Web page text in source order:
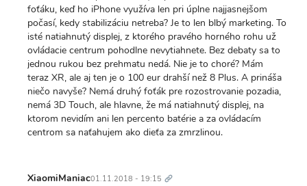
foťáku, keď ho iPhone využíva len pri úplne najjasnejšom
počasí, kedy stabilizáciu netreba? Je to len blbý marketing. To
isté natiahnutý displej, z ktorého pravého horného rohu už
ovládacie centrum pohodlne nevytiahnete. Bez debaty sa to
jednou rukou bez prehmatu nedá. Nie je to choré? Mám
teraz XR, ale aj ten je o 100 eur drahší než 8 Plus. A prináša
niečo navyše? Nemá druhý foťák pre rozostrovanie pozadia,
nemá 3D Touch, ale hlavne, že má natiahnutý displej, na
ktorom nevidím ani len percento batérie a za ovládacím
centrom sa naťahujem ako dieťa za zmrzlinou.
XiaomiManiac01.11.2018 - 19:15 odkaz